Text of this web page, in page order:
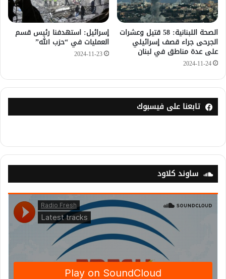
الصحة اللبنانية: 58 قتيل وعشرات
الجرحى جراء قصف إسرائيلي
على عدة مناطق في لبنان
2024-11-24
إسرائيل: استهدفنا رئيس قسم
العمليات في “حزب الله”
2024-11-23
تابعنا على فيسبوك
ساوند كلاود